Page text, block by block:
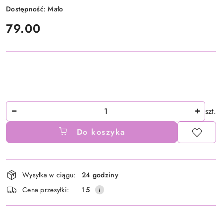
Dostępność:Mało
cena:
79.00
Ilość
szt.
Do koszyka
Dostępność
i
dostawa
Wysyłka w ciągu:
24 godziny
Cena przesyłki:
15